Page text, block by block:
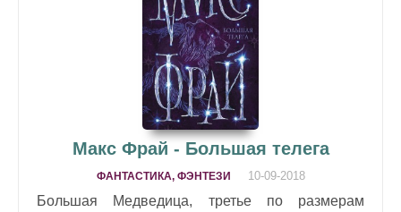
Макс Фрай - Большая телега
ФАНТАСТИКА, ФЭНТЕЗИ 10-09-2018
Большая Медведица, третье по размерам